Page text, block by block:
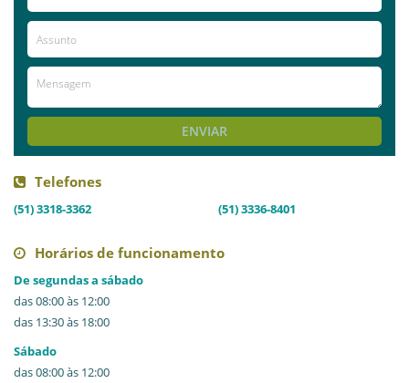
ENVIAR
Telefones
(51) 3318-3362 (51) 3336-8401
Horários de funcionamento
De segundas a sábado
das 08:00 às 12:00
das 13:30 às 18:00
Sábado
das 08:00 às 12:00